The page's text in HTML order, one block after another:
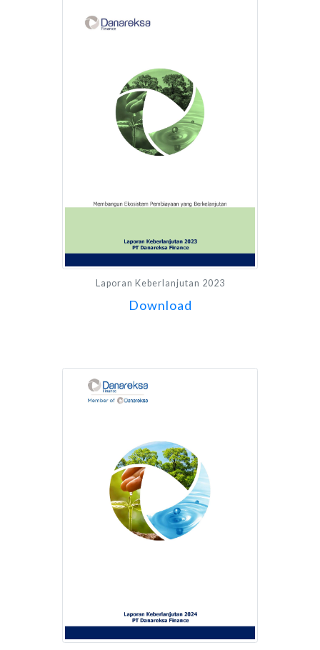
Laporan Keberlanjutan 2023
Download